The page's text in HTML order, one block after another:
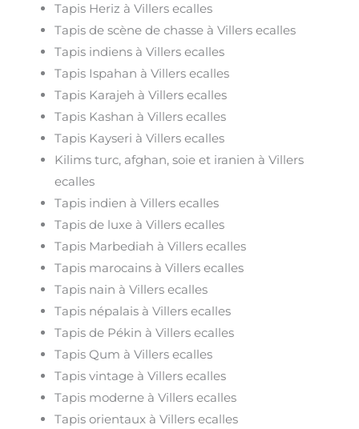
Tapis Heriz à Villers ecalles
Tapis de scène de chasse à Villers ecalles
Tapis indiens à Villers ecalles
Tapis Ispahan à Villers ecalles
Tapis Karajeh à Villers ecalles
Tapis Kashan à Villers ecalles
Tapis Kayseri à Villers ecalles
Kilims turc, afghan, soie et iranien à Villers
ecalles
Tapis indien à Villers ecalles
Tapis de luxe à Villers ecalles
Tapis Marbediah à Villers ecalles
Tapis marocains à Villers ecalles
Tapis nain à Villers ecalles
Tapis népalais à Villers ecalles
Tapis de Pékin à Villers ecalles
Tapis Qum à Villers ecalles
Tapis vintage à Villers ecalles
Tapis moderne à Villers ecalles
Tapis orientaux à Villers ecalles